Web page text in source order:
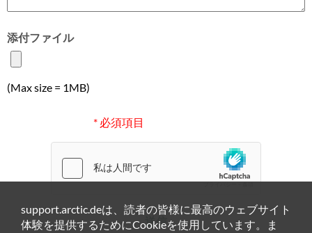
添付ファイル
(Max size = 1MB)
* 必須項目
送信
support.arctic.deは、読者の皆様に最高のウェブサイト
体験を提供するためにCookieを使用しています。ま